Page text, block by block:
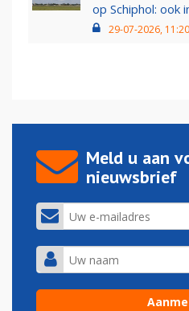
op Schiphol: ook
29-07-2026, 11:20
Meld u aan
nieuwsbrief